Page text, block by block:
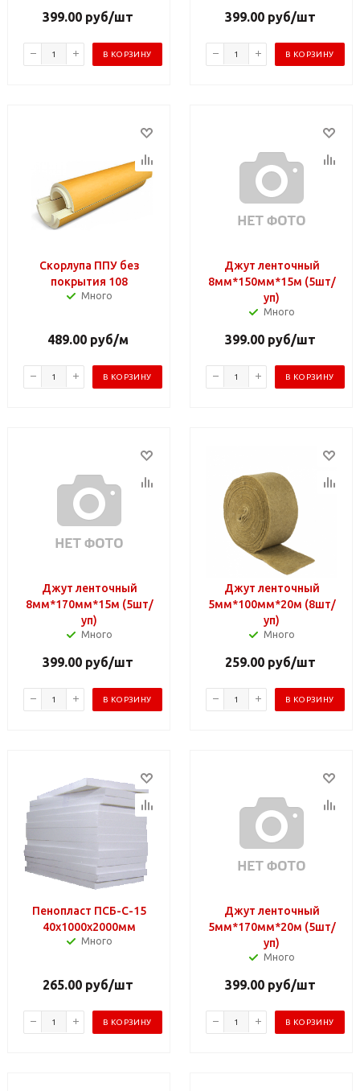
399.00руб/шт
В КОРЗИНУ
399.00руб/шт
В КОРЗИНУ
Скорлупа ППУ без
покрытия 108
Много
489.00руб/м
В КОРЗИНУ
Джут ленточный
8мм*150мм*15м (5шт/
уп)
Много
399.00руб/шт
В КОРЗИНУ
Джут ленточный
8мм*170мм*15м (5шт/
уп)
Много
399.00руб/шт
В КОРЗИНУ
Джут ленточный
5мм*100мм*20м (8шт/
уп)
Много
259.00руб/шт
В КОРЗИНУ
Пенопласт ПСБ-С-15
40х1000х2000мм
Много
265.00руб/шт
В КОРЗИНУ
Джут ленточный
5мм*170мм*20м (5шт/
уп)
Много
399.00руб/шт
В КОРЗИНУ